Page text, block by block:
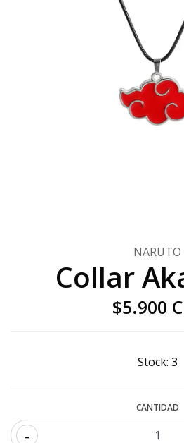
NARUTO
Collar
$5.900
Stock: 3
CANTIDAD
-